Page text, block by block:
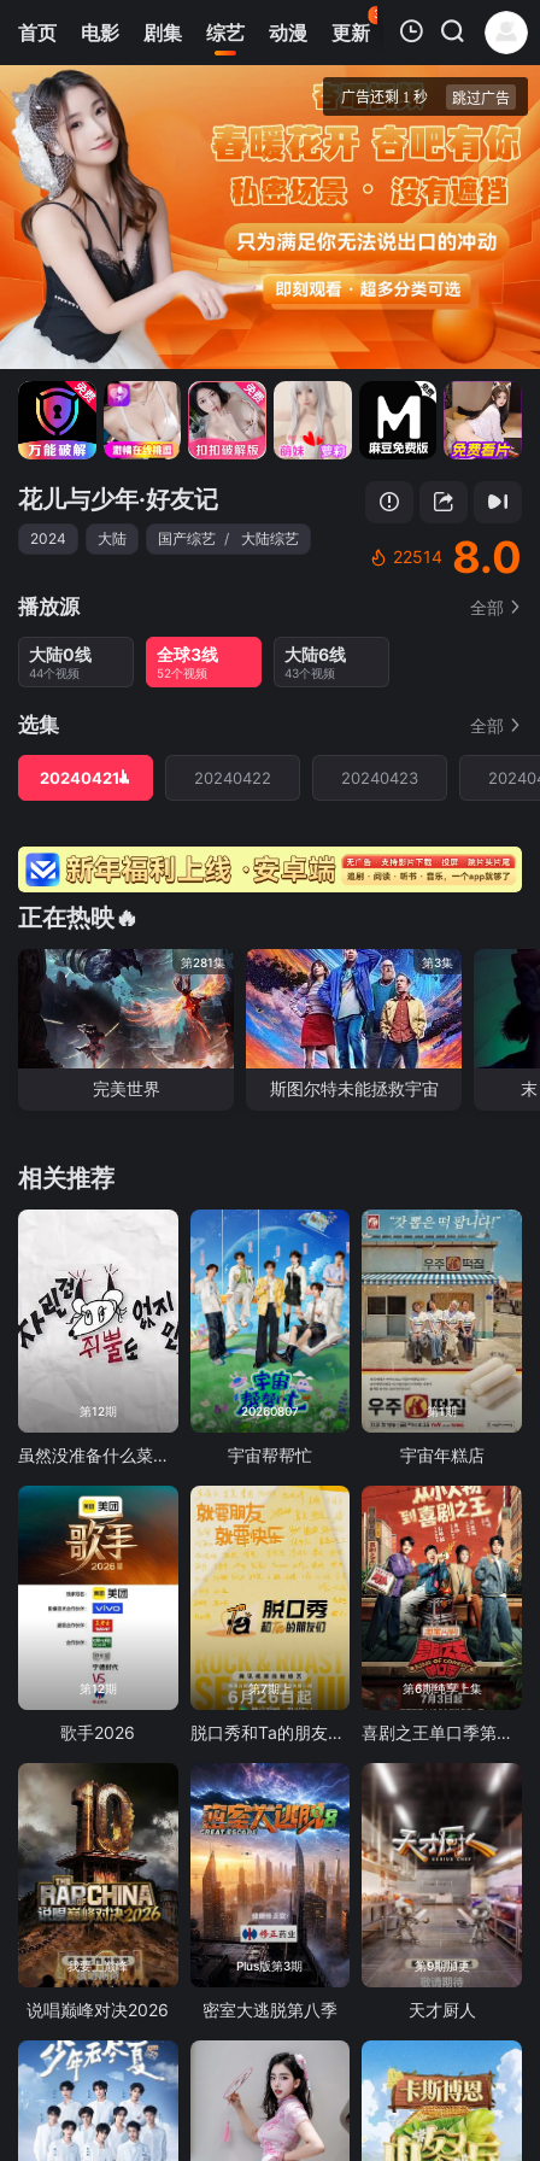
首页 电影 剧集 综艺 动漫 更新
35
热榜 APP
20240421
花儿与少年·好友记
清空
花儿与少年·好友记
2024 大陆 国产综艺 / 大陆综艺
22514 8.0
播放源 全部
大陆0线
44个视频
全球3线
52个视频
大陆6线
43个视频
选集 全部
20240421 20240422 20240423
正在热映🔥
第281集
完美世界
第3集
斯图尔特未能拯救宇宙
相关推荐
第12期
虽然没准备什么菜第四季
20260807
宇宙帮帮忙
第1期
宇宙年糕店
第12期
歌手2026
第7期上
脱口秀和Ta的朋友们 第三季
第6期纯享上集
喜剧之王单口季第三季
我要上巅峰
说唱巅峰对决2026
Plus版第3期
密室大逃脱第八季
第9期加更
天才厨人